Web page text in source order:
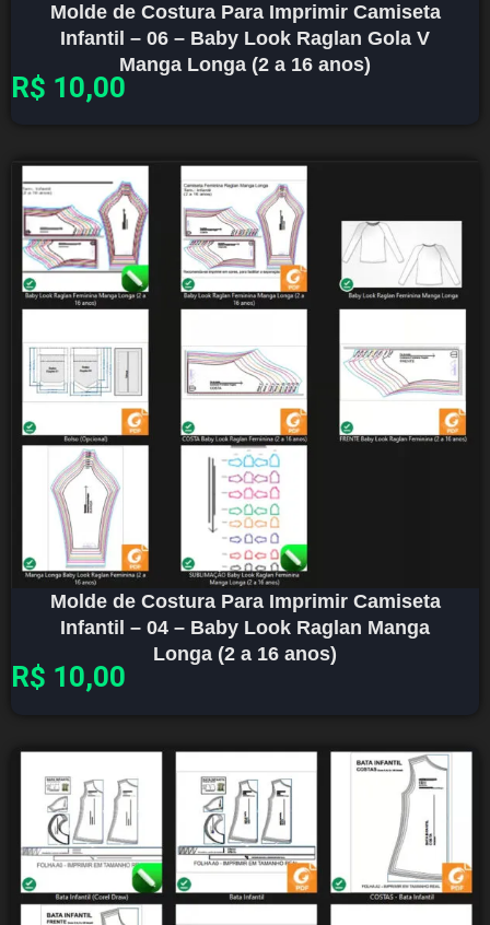
Molde de Costura Para Imprimir Camiseta
Infantil – 06 – Baby Look Raglan Gola V
Manga Longa (2 a 16 anos)
R$ 10,00
Molde de Costura Para Imprimir Camiseta
Infantil – 04 – Baby Look Raglan Manga
Longa (2 a 16 anos)
R$ 10,00